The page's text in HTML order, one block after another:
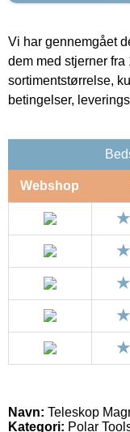
Vi har gennemgået
dem med stjerner
sortimentstørrelse,
betingelser,
Webshop
Navn: Teleskop
Kategori: Polar